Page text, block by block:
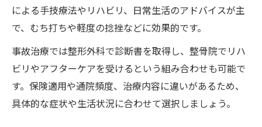
による手技療法やリハビリ、日常生活のアドバイスが主
で、むち打ちや軽度の捻挫などに効果的です。
事故治療では整形外科で診断書を取得し、整骨院でリハ
ビリやアフターケアを受けるという組み合わせも可能で
す。保険適用や通院頻度、治療内容に違いがあるため、
具体的な症状や生活状況に合わせて選択しましょう。